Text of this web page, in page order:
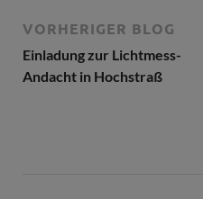
VORHERIGER BLOG
Einladung zur Lichtmess-
Andacht in Hochstraß